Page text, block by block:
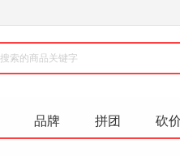
品牌 拼团 砍价